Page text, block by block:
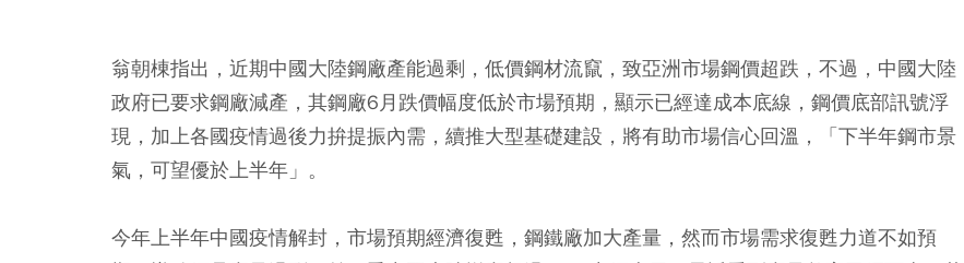
翁朝棟指出，近期中國大陸鋼廠產能過剩，低價鋼材流竄，致亞洲市場鋼價超跌，不過，中國大陸
政府已要求鋼廠減產，其鋼廠6月跌價幅度低於市場預期，顯示已經達成本底線，鋼價底部訊號浮
現，加上各國疫情過後力拚提振內需，續推大型基礎建設，將有助市場信心回溫，「下半年鋼市景
氣，可望優於上半年」。
今年上半年中國疫情解封，市場預期經濟復甦，鋼鐵廠加大產量，然而市場需求復甦力道不如預